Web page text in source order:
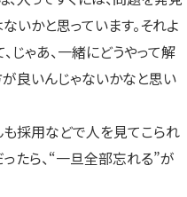
いかと思っています。それよ
じゃあ、一緒にどうやって解
良いんじゃないかなと思い
も採用などで人を見てこられ
たら、“一旦全部忘れる”が